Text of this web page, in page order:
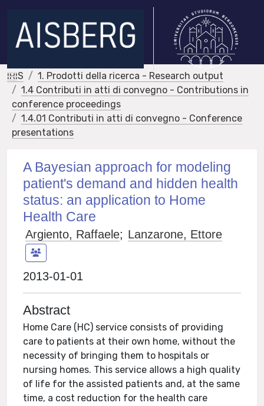
IRIS
1. Prodotti della ricerca - Research output
1.4 Contributi in atti di convegno - Contributions in
conference proceedings
1.4.01 Contributi in atti di convegno - Conference
presentations
A Bayesian approach for modeling
patient's demand and hidden health
status: an application to Home
Health Care
Argiento, Raffaele; Lanzarone, Ettore
2013-01-01
Abstract
Home Care (HC) service consists of providing
care to patients at their own home, without the
necessity of bringing them to hospitals or
nursing homes. This service allows a high quality
of life for the assisted patients and, at the same
time, a cost reduction for the health care